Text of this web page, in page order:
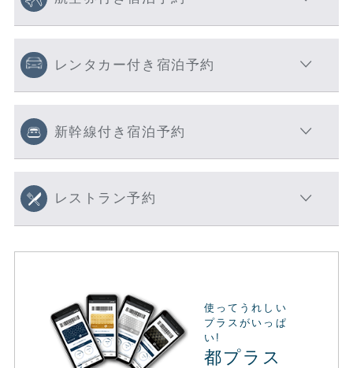
レンタカー付き宿泊予約
新幹線付き宿泊予約
レストラン予約
使ってうれしい
プラスがいっぱ
い!
都プラス